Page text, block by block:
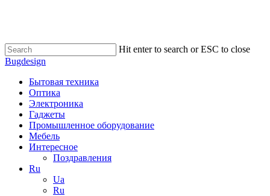
content
Hit enter to search or ESC to close
Close
Bugdesign
search
Menu
Бытовая техника
Оптика
Электроника
Гаджеты
Промышленное оборудование
Мебель
Интересное
Поздравления
Ru
Ua
Ru